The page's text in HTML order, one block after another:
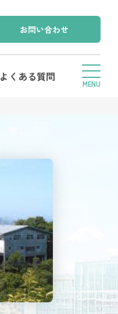
お問い合わせ
よくある質問